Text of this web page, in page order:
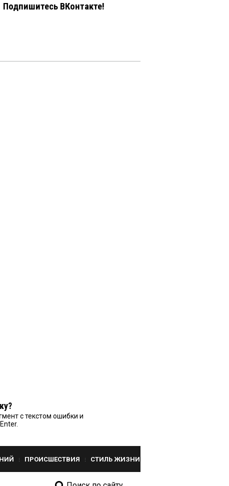
Подпишитесь ВКонтакте!
с текстом ошибки и
ПРОИСШЕСТВИЯ СТИЛЬ ЖИЗНИ